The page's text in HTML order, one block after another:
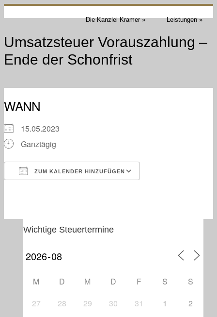
Die Kanzlei Kramer » Leistungen »
Umsatzsteuer Vorauszahlung –
Ende der Schonfrist
WANN
15.05.2023
Ganztägig
ZUM KALENDER HINZUFÜGEN
Wichtige Steuertermine
M D M D F S
S
27
28 29 30 31 1 2